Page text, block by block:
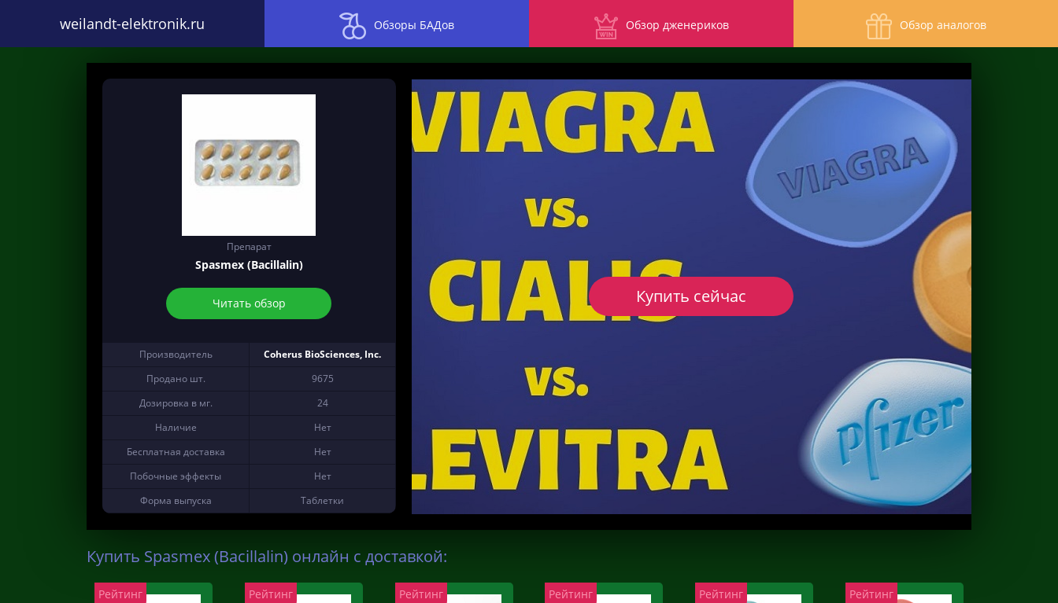
weilandt-elektronik.ru Обзоры БАДов Обзор дженериков Обзор аналогов
Препарат
Spasmex (Bacillalin)
Читать обзор
Производитель
Coherus BioSciences, Inc.
Продано шт.
9675
Дозировка в мг.
24
Наличие
Нет
Бесплатная доставка
Нет
Побочные эффекты
Нет
Форма выпуска
Таблетки
Купить сейчас
Купить Spasmex (Bacillalin) онлайн с доставкой:
Рейтинг Рейтинг Рейтинг Рейтинг Рейтинг Рейтинг